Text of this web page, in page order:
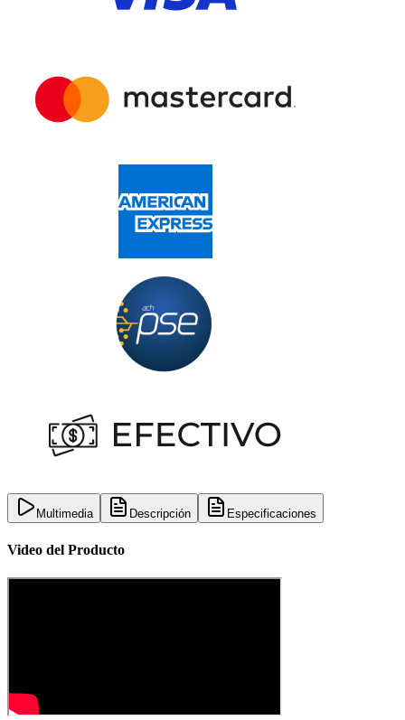
Multimedia Descripción Especificaciones
Video del Producto